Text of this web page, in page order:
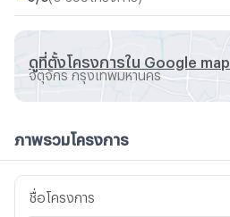
ดูที่ตั้งโครงการใน Google map
จตุจักร กรุงเทพมหานคร
ภาพรวมโครงการ
ชื่อโครงการ